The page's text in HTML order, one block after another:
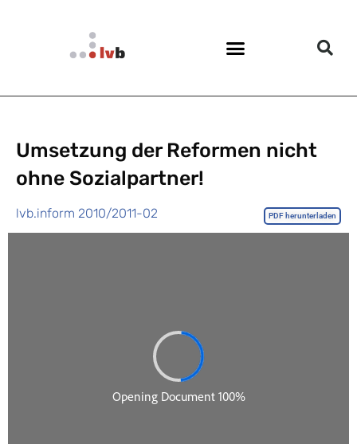
Umsetzung der Reformen nicht
ohne Sozialpartner!
lvb.inform 2010/2011-02 PDF herunterladen